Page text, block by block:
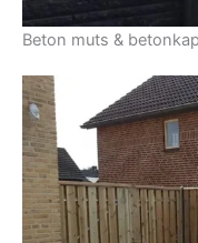
Beton muts & betonkap